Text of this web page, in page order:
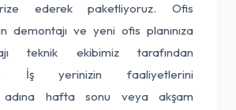
ederek paketliyoruz. Ofis
demontajı ve yeni ofis planınıza
teknik ekibimiz tarafından
İş yerinizin faaliyetlerini
adına hafta sonu veya akşam